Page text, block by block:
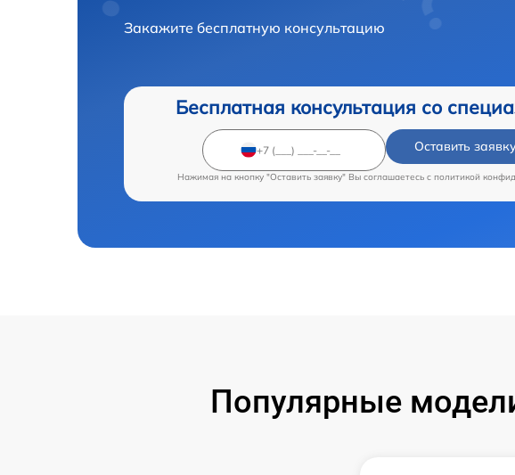
Закажите бесплатную консультацию
Бесплатная консультация со
Оставить
Нажимая на кнопку "Оставить заявку" Вы соглашаетесь c политикой
Популярные